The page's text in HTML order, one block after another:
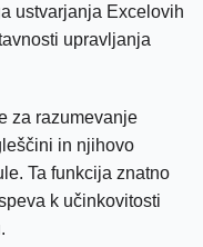
ustvarjanja Excelovih
upravljanja
za razumevanje
in njihovo
Ta funkcija znatno
k učinkovitosti